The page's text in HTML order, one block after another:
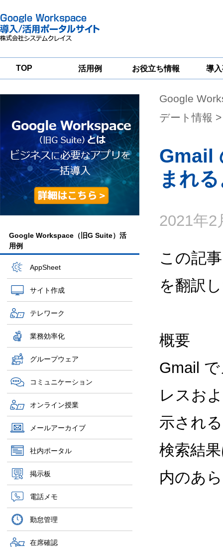
TOP 活用例 お役立ち情報
一
導
グループウェア
移行支援
Google
Workspace
セキュリティ
対策サービス
Google Workspace（旧G Suite）活
用例
AppSheet
サイト作成
テレワーク
業務効率化
グループウェア
コミュニケーション
オンライン授業
メールアーカイブ
社内ポータル
掲示板
電話メモ
勤怠管理
在席確認
Google
デート情報
Gmail
まれ
2021年2
この記
を翻訳
概要
Gmail
レスお
示され
検索結
内のあ